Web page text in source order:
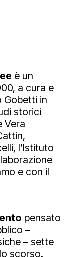
è un
a cura e
Gobetti in
storici
Vera
l’Istituto
e con il
pensato
–
– sette
scorso.